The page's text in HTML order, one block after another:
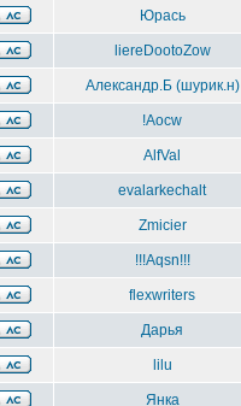
Юрась
liereDootoZow
Александр.Б (шурик.н)
!Aocw
AlfVal
evalarkechalt
Zmicier
!!!Aqsn!!!
flexwriters
Дарья
lilu
Янка